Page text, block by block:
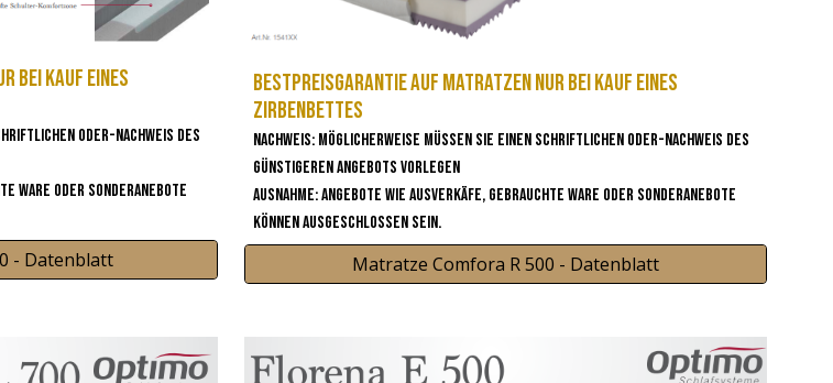
bei Kauf eines
oder-Nachweis des
Ware oder Sonderanebote
- Datenblatt
Bestpreisgarantie auf Matratzen nur bei Kauf eines
Zirbenbettes
Nachweis: Möglicherweise müssen sie einen Schriftlichen oder-Nachweis des
günstigeren Angebots vorlegen
Ausnahme: Angebote wie Ausverkäfe, gebrauchte Ware oder Sonderanebote
können ausgeschlossen sein.
Matratze Comfora R 500 - Datenblatt